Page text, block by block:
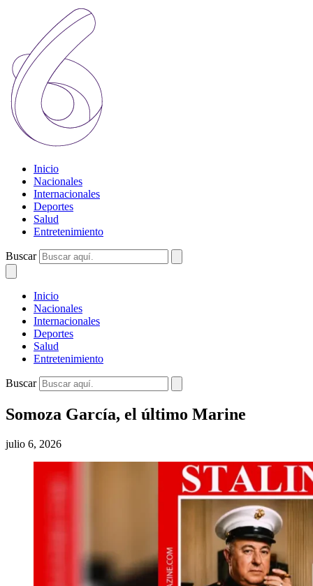
Inicio
Nacionales
Internacionales
Deportes
Salud
Entretenimiento
Buscar
Inicio
Nacionales
Internacionales
Deportes
Salud
Entretenimiento
Buscar
Somoza García, el último Marine
julio 6, 2026